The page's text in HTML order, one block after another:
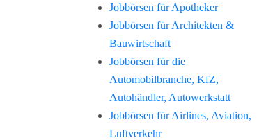
Jobbörsen für Apotheker
Jobbörsen für Architekten &
Bauwirtschaft
Jobbörsen für die
Automobilbranche, KfZ,
Autohändler, Autowerkstatt
Jobbörsen für Airlines, Aviation,
Luftverkehr